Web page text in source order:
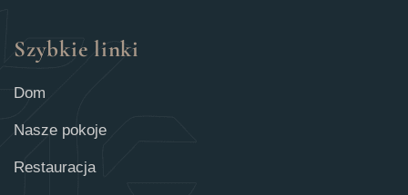
Szybkie linki
Dom
Nasze pokoje
Restauracja